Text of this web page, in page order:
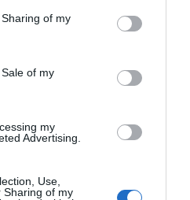
of my
of my
my
Advertising.
Use,
Sharing of my
cerró la sesión del
los 20.057 puntos,